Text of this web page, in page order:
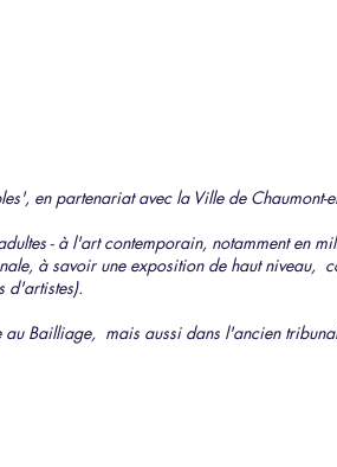
en partenariat avec la Ville de Chaumont-
- à l'art contemporain, notamment en
à savoir une exposition de haut niveau,
d'artistes).
Bailliage, mais aussi dans l'ancien